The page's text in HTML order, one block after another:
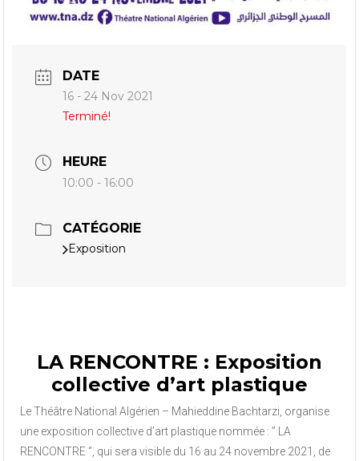
DATE
16 - 24 Nov 2021
Terminé!
HEURE
10:00 - 16:00
CATÉGORIE
Exposition
LA RENCONTRE : Exposition
collective d’art plastique
Le Théâtre National Algérien – Mahieddine Bachtarzi , organise
une exposition collective d’art plastique nommée : ” LA
RENCONTRE “, qui sera visible du 16 au 24 novembre 2021, de